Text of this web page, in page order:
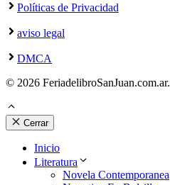
Políticas de Privacidad
aviso legal
DMCA
© 2026 FeriadelibroSanJuan.com.ar.
Cerrar
Inicio
Literatura
Novela Contemporanea